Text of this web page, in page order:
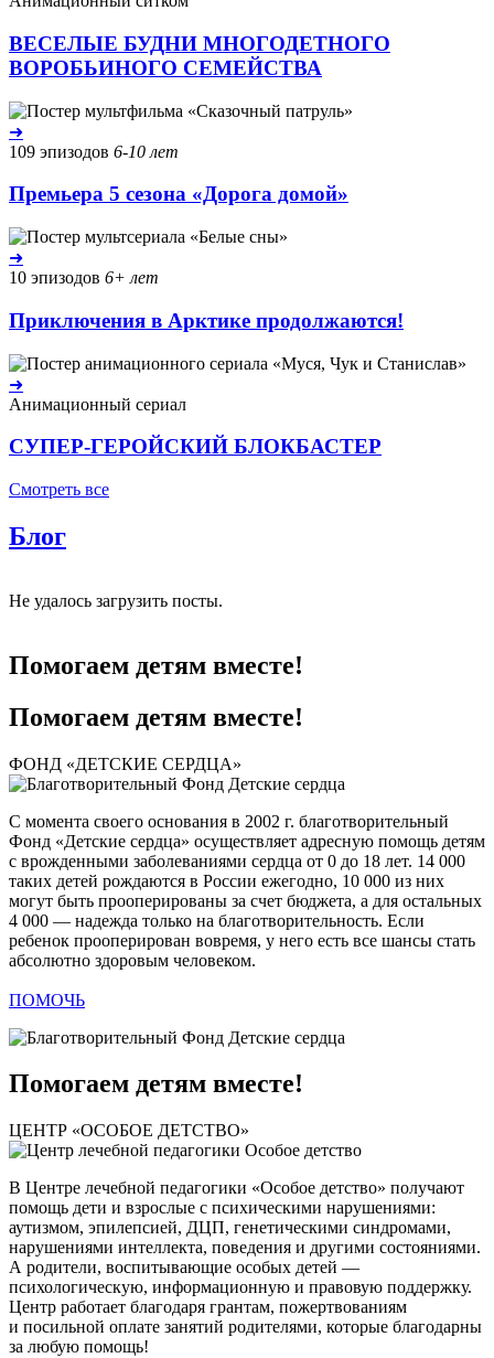
ВЕСЕЛЫЕ БУДНИ МНОГОДЕТНОГО
ВОРОБЬИНОГО СЕМЕЙСТВА
➜
109 эпизодов 6-10 лет
Премьера 5 сезона «Дорога домой»
➜
10 эпизодов 6+ лет
Приключения в Арктике продолжаются!
➜
Анимационный сериал
СУПЕР-ГЕРОЙСКИЙ БЛОКБАСТЕР
Смотреть все
Блог
Не удалось загрузить посты.
Помогаем детям вместе!
Помогаем детям вместе!
ФОНД «ДЕТСКИЕ СЕРДЦА»
С момента своего основания в 2002 г. благотворительный
Фонд «Детские сердца» осуществляет адресную помощь детям
с врожденными заболеваниями сердца от 0 до 18 лет. 14 000
таких детей рождаются в России ежегодно, 10 000 из них
могут быть прооперированы за счет бюджета, а для остальных
4 000 — надежда только на благотворительность. Если
ребенок прооперирован вовремя, у него есть все шансы стать
абсолютно здоровым человеком.
ПОМОЧЬ
Помогаем детям вместе!
ЦЕНТР «ОСОБОЕ ДЕТСТВО»
В Центре лечебной педагогики «Особое детство» получают
помощь дети и взрослые с психическими нарушениями:
аутизмом, эпилепсией, ДЦП, генетическими синдромами,
нарушениями интеллекта, поведения и другими состояниями.
А родители, воспитывающие особых детей —
психологическую, информационную и правовую поддержку.
Центр работает благодаря грантам, пожертвованиям
и посильной оплате занятий родителями, которые благодарны
за любую помощь!